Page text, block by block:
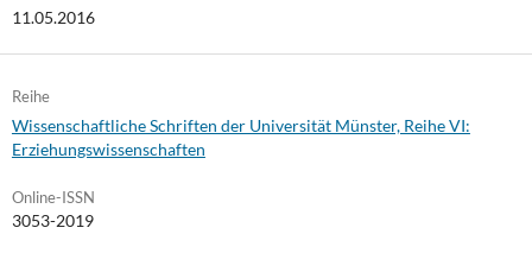
11.05.2016
Reihe
Wissenschaftliche Schriften der Universität Münster, Reihe VI:
Erziehungswissenschaften
Online-ISSN
3053-2019